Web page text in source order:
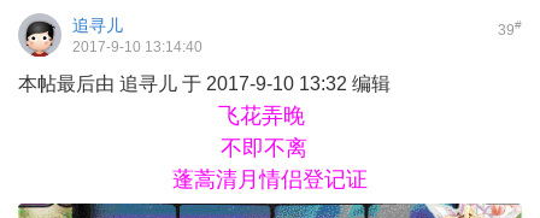
39#
追寻儿
2017-9-10 13:14:40
本帖最后由 追寻儿 于 2017-9-10 13:32 编辑
飞花弄晚
不即不离
蓬蒿清月情侣登记证